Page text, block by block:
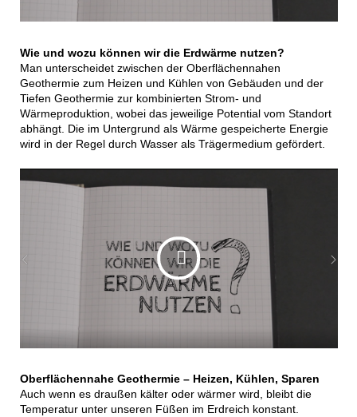
Wie und wozu können wir die Erdwärme nutzen?
Man unterscheidet zwischen der Oberflächennahen
Geothermie zum Heizen und Kühlen von Gebäuden und der
Tiefen Geothermie zur kombinierten Strom- und
Wärmeproduktion, wobei das jeweilige Potential vom Standort
abhängt. Die im Untergrund als Wärme gespeicherte Energie
wird in der Regel durch Wasser als Trägermedium gefördert.
Oberflächennahe Geothermie – Heizen, Kühlen, Sparen
Auch wenn es draußen kälter oder wärmer wird, bleibt die
Temperatur unter unseren Füßen im Erdreich konstant.